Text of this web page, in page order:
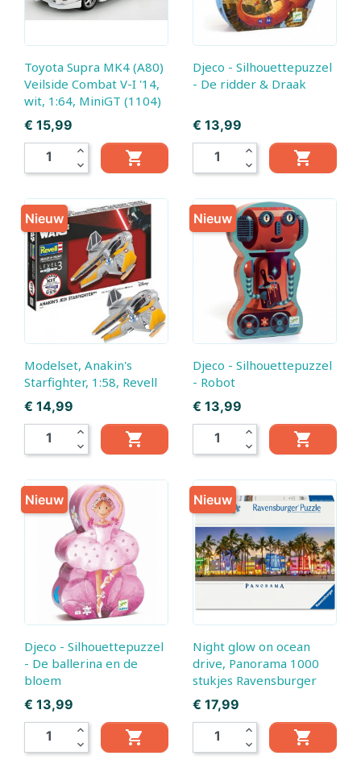
Toyota Supra MK4 (A80)
Veilside Combat V-I '14,
wit, 1:64, MiniGT (1104)
Prijs
€ 15,99
expand_less
expand_more

Djeco - Silhouettepuzzel
- De ridder & Draak
Prijs
€ 13,99
expand_less
expand_more

Modelset, Anakin's
Starfighter, 1:58, Revell
Prijs
€ 14,99
expand_less
expand_more

Nieuw
Djeco - Silhouettepuzzel
- Robot
Prijs
€ 13,99
expand_less
expand_more

Nieuw
Djeco - Silhouettepuzzel
- De ballerina en de
bloem
Prijs
€ 13,99
expand_less
expand_more

Nieuw
Night glow on ocean
drive, Panorama 1000
stukjes Ravensburger
Prijs
€ 17,99
expand_less
expand_more

Nieuw